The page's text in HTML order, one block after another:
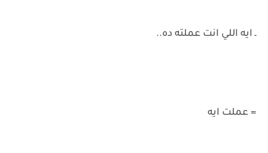
ـ ايه اللي انت عملته ده..
= عملت ايه